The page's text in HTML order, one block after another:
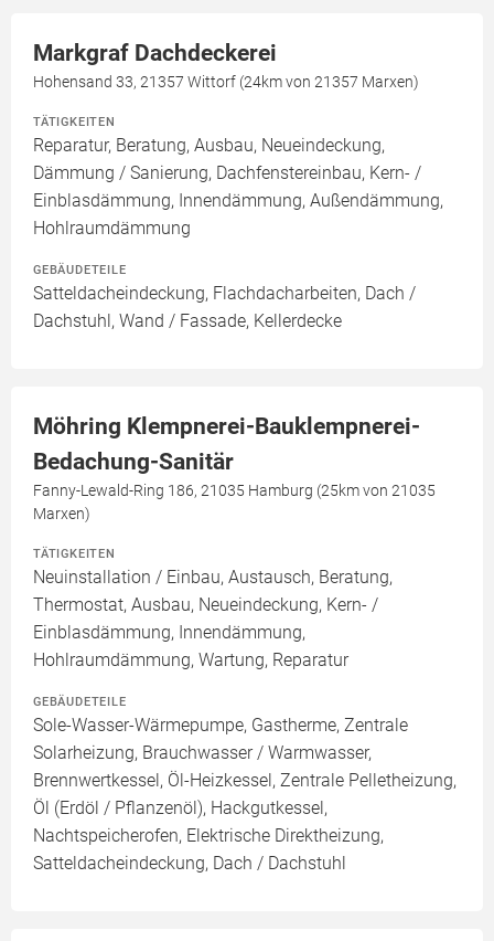
Markgraf Dachdeckerei
Hohensand 33, 21357 Wittorf (24km von 21357 Marxen)
TÄTIGKEITEN
Reparatur, Beratung, Ausbau, Neueindeckung,
Dämmung / Sanierung, Dachfenstereinbau, Kern- /
Einblasdämmung, Innendämmung, Außendämmung,
Hohlraumdämmung
GEBÄUDETEILE
Satteldacheindeckung, Flachdacharbeiten, Dach /
Dachstuhl, Wand / Fassade, Kellerdecke
Möhring Klempnerei-Bauklempnerei-
Bedachung-Sanitär
Fanny-Lewald-Ring 186, 21035 Hamburg (25km von 21035
Marxen)
TÄTIGKEITEN
Neuinstallation / Einbau, Austausch, Beratung,
Thermostat, Ausbau, Neueindeckung, Kern- /
Einblasdämmung, Innendämmung,
Hohlraumdämmung, Wartung, Reparatur
GEBÄUDETEILE
Sole-Wasser-Wärmepumpe, Gastherme, Zentrale
Solarheizung, Brauchwasser / Warmwasser,
Brennwertkessel, Öl-Heizkessel, Zentrale Pelletheizung,
Öl (Erdöl / Pflanzenöl), Hackgutkessel,
Nachtspeicherofen, Elektrische Direktheizung,
Satteldacheindeckung, Dach / Dachstuhl